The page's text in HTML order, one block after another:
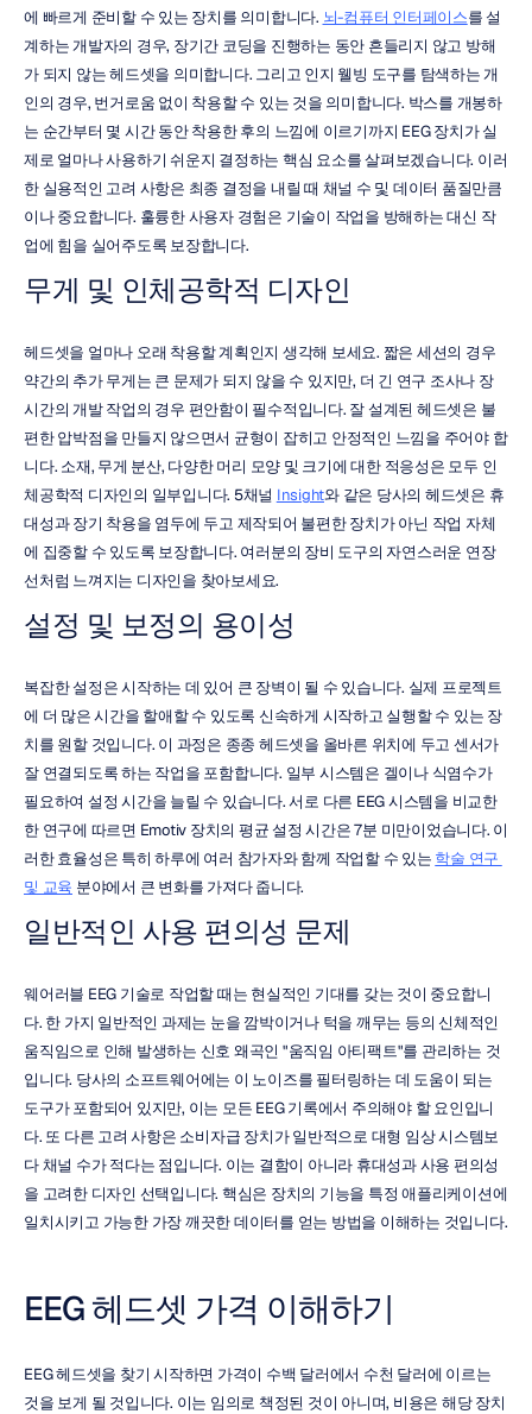
에 빠르게 준비할 수 있는 장치를 의미합니다. 뇌-컴퓨터 인터페이스를 설
계하는 개발자의 경우, 장기간 코딩을 진행하는 동안 흔들리지 않고 방해
가 되지 않는 헤드셋을 의미합니다. 그리고 인지 웰빙 도구를 탐색하는 개
인의 경우, 번거로움 없이 착용할 수 있는 것을 의미합니다. 박스를 개봉하
는 순간부터 몇 시간 동안 착용한 후의 느낌에 이르기까지 EEG 장치가 실
제로 얼마나 사용하기 쉬운지 결정하는 핵심 요소를 살펴보겠습니다. 이러
한 실용적인 고려 사항은 최종 결정을 내릴 때 채널 수 및 데이터 품질만큼
이나 중요합니다. 훌륭한 사용자 경험은 기술이 작업을 방해하는 대신 작
업에 힘을 실어주도록 보장합니다.
무게 및 인체공학적 디자인
헤드셋을 얼마나 오래 착용할 계획인지 생각해 보세요. 짧은 세션의 경우
약간의 추가 무게는 큰 문제가 되지 않을 수 있지만, 더 긴 연구 조사나 장
시간의 개발 작업의 경우 편안함이 필수적입니다. 잘 설계된 헤드셋은 불
편한 압박점을 만들지 않으면서 균형이 잡히고 안정적인 느낌을 주어야 합
니다. 소재, 무게 분산, 다양한 머리 모양 및 크기에 대한 적응성은 모두 인
체공학적 디자인의 일부입니다. 5채널 Insight와 같은 당사의 헤드셋은 휴
대성과 장기 착용을 염두에 두고 제작되어 불편한 장치가 아닌 작업 자체
에 집중할 수 있도록 보장합니다. 여러분의 장비 도구의 자연스러운 연장
선처럼 느껴지는 디자인을 찾아보세요.
설정 및 보정의 용이성
복잡한 설정은 시작하는 데 있어 큰 장벽이 될 수 있습니다. 실제 프로젝트
에 더 많은 시간을 할애할 수 있도록 신속하게 시작하고 실행할 수 있는 장
치를 원할 것입니다. 이 과정은 종종 헤드셋을 올바른 위치에 두고 센서가
잘 연결되도록 하는 작업을 포함합니다. 일부 시스템은 겔이나 식염수가
필요하여 설정 시간을 늘릴 수 있습니다. 서로 다른 EEG 시스템을 비교한
한 연구에 따르면 Emotiv 장치의 평균 설정 시간은 7분 미만이었습니다. 이
러한 효율성은 특히 하루에 여러 참가자와 함께 작업할 수 있는 학술 연구
및 교육 분야에서 큰 변화를 가져다 줍니다.
일반적인 사용 편의성 문제
웨어러블 EEG 기술로 작업할 때는 현실적인 기대를 갖는 것이 중요합니
다. 한 가지 일반적인 과제는 눈을 깜박이거나 턱을 깨무는 등의 신체적인
움직임으로 인해 발생하는 신호 왜곡인 "움직임 아티팩트"를 관리하는 것
입니다. 당사의 소프트웨어에는 이 노이즈를 필터링하는 데 도움이 되는
도구가 포함되어 있지만, 이는 모든 EEG 기록에서 주의해야 할 요인입니
다. 또 다른 고려 사항은 소비자급 장치가 일반적으로 대형 임상 시스템보
다 채널 수가 적다는 점입니다. 이는 결함이 아니라 휴대성과 사용 편의성
을 고려한 디자인 선택입니다. 핵심은 장치의 기능을 특정 애플리케이션에
일치시키고 가능한 가장 깨끗한 데이터를 얻는 방법을 이해하는 것입니다.
EEG 헤드셋 가격 이해하기
EEG 헤드셋을 찾기 시작하면 가격이 수백 달러에서 수천 달러에 이르는
것을 보게 될 것입니다. 이는 임의로 책정된 것이 아니며, 비용은 해당 장치